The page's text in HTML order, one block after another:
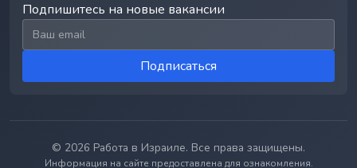
Подпишитесь на новые вакансии
Email для подписки
Подписаться
© 2026 Работа в Израиле. Все права защищены.
Информация на сайте предоставлена для ознакомления.